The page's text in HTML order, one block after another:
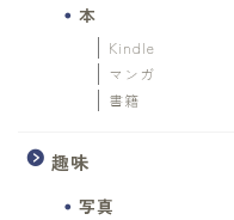
本
Kindle
マンガ
書籍
趣味
写真